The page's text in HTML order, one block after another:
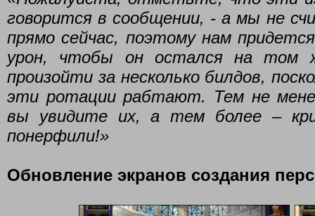
говорится в сообщении, - а мы не
прямо сейчас, поэтому нам
урон, чтобы он остался на том
произойти за несколько билдов,
эти ротации рабтают. Тем не
вы увидите их, а тем более –
понерфили!»
Обновление экранов создания